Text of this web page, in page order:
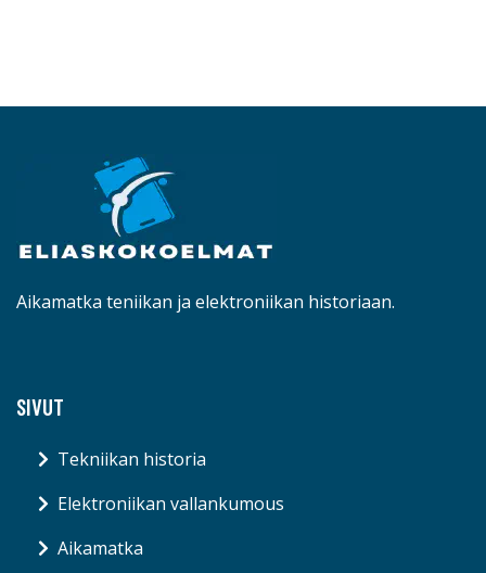
Aikamatka teniikan ja elektroniikan historiaan.
SIVUT
Tekniikan historia
Elektroniikan vallankumous
Aikamatka